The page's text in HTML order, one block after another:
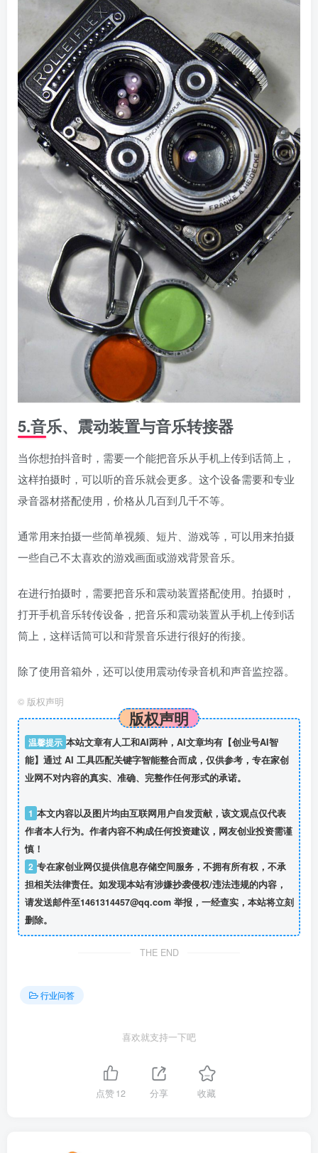
5.音乐、震动装置与音乐转接器
当你想拍抖音时，需要一个能把音乐从手机上传到话筒上，
这样拍摄时，可以听的音乐就会更多。这个设备需要和专业
录音器材搭配使用，价格从几百到几千不等。
通常用来拍摄一些简单视频、短片、游戏等，可以用来拍摄
一些自己不太喜欢的游戏画面或游戏背景音乐。
在进行拍摄时，需要把音乐和震动装置搭配使用。拍摄时，
打开手机音乐转传设备，把音乐和震动装置从手机上传到话
筒上，这样话筒可以和背景音乐进行很好的衔接。
除了使用音箱外，还可以使用震动传录音机和声音监控器。
© 版权声明
版权声明
温馨提示 本站文章有人工和AI两种，AI文章均有【创业号AI智
能】通过 AI 工具匹配关键字智能整合而成，仅供参考，专在家创
业网不对内容的真实、准确、完整作任何形式的承诺。
1 本文内容以及图片均由互联网用户自发贡献，该文观点仅代表
作者本人行为。作者内容不构成任何投资建议，网友创业投资需谨
慎！
2 专在家创业网仅提供信息存储空间服务，不拥有所有权，不承
担相关法律责任。如发现本站有涉嫌抄袭侵权/违法违规的内容，
请发送邮件至1461314457@qq.com 举报，一经查实，本站将立刻
删除。
THE END
行业问答
喜欢就支持一下吧
点赞12 分享 收藏